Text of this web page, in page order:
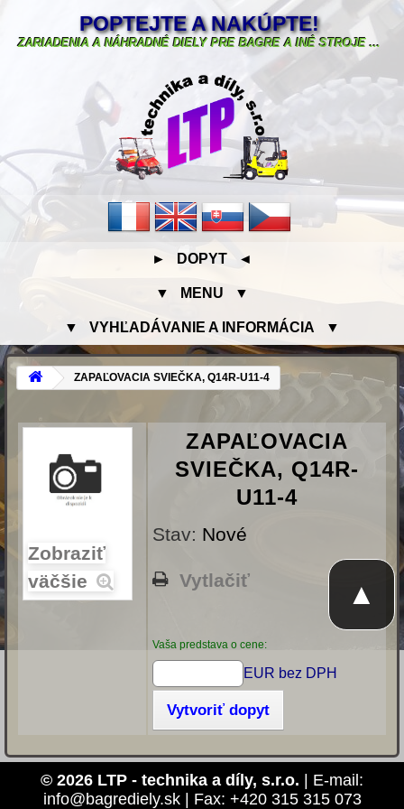
POPTEJTE A NAKÚPTE!
ZARIADENIA A NÁHRADNÉ DIELY PRE BAGRE A INÉ STROJE ...
► DOPYT ◄
▼ MENU ▼
▼ VYHĽADÁVANIE A INFORMÁCIA ▼
ZAPAĽOVACIA SVIEČKA, Q14R-U11-4
Zobraziť
väčšie
ZAPAĽOVACIA
SVIEČKA, Q14R-
U11-4
Stav: Nové
Vytlačiť
Vaša predstava o cene:
EUR bez DPH
Vytvoriť dopyt
© 2026 LTP - technika a díly, s.r.o. | E-mail:
info@bagrediely.sk | Fax: +420 315 315 073
▲